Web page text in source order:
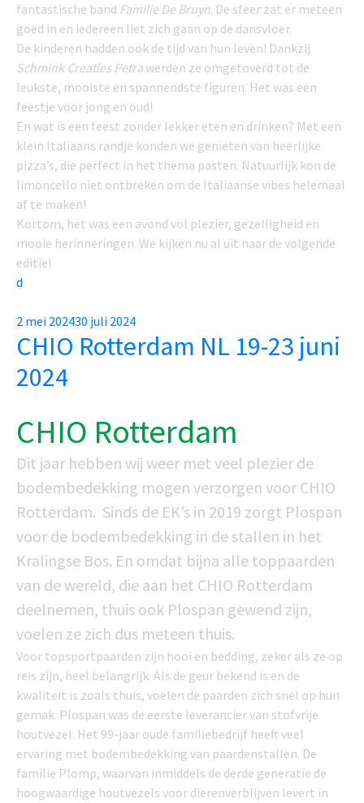
fantastische band Familie De Bruyn. De sfeer zat er meteen
goed in en iedereen liet zich gaan op de dansvloer.
De kinderen hadden ook de tijd van hun leven! Dankzij
Schmink Creaties Petrawerden ze omgetoverd tot de
leukste, mooiste en spannendste figuren. Het was een
feestje voor jong en oud!
En wat is een feest zonder lekker eten en drinken? Met een
klein Italiaans randje konden we genieten van heerlijke
pizza’s, die perfect in het thema pasten. Natuurlijk kon de
limoncello niet ontbreken om de Italiaanse vibes helemaal
af te maken!
Kortom, het was een avond vol plezier, gezelligheid en
mooie herinneringen. We kijken nu al uit naar de volgende
editie!
d
Posted
on
2 mei 202430 juli 2024
CHIO Rotterdam NL 19-23 juni
2024
CHIO Rotterdam
Dit jaar hebben wij weer met veel plezier de
bodembedekking mogen verzorgen voor CHIO
Rotterdam. Sinds de EK’s in 2019 zorgt Plospan
voor de bodembedekking in de stallen in het
Kralingse Bos. En omdat bijna alle toppaarden
van de wereld, die aan het CHIO Rotterdam
deelnemen, thuis ook Plospan gewend zijn,
voelen ze zich dus meteen thuis.
Voor topsportpaarden zijn hooi en bedding, zeker als ze op
reis zijn, heel belangrijk. Als de geur bekend is en de
kwaliteit is zoals thuis, voelen de paarden zich snel op hun
gemak. Plospan was de eerste leverancier van stofvrije
houtvezel. Het 99-jaar oude familiebedrijf heeft veel
ervaring met bodembedekking van paardenstallen. De
familie Plomp, waarvan inmiddels de derde generatie de
hoogwaardige houtvezels voor dierenverblijven levert in